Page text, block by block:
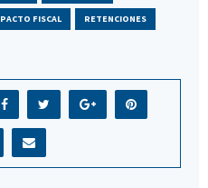
PACTO FISCAL RETENCIONES